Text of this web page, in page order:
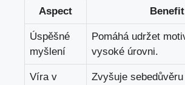
Aspect Benefit
Úspěšné
myšlení
Pomáhá udržet
vysoké úrovni.
Víra v
Zvyšuje